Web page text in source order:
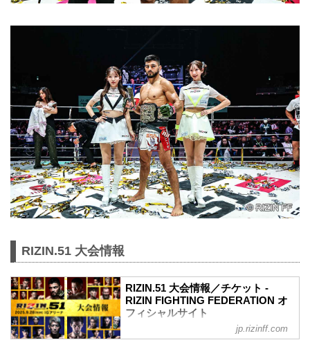
RIZIN.51 大会情報
RIZIN.51 大会情報／チケット -
RIZIN FIGHTING FEDERATION オ
フィシャルサイト
jp.rizinff.com